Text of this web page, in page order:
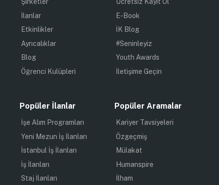
İlanlar
Etkinlikler
Ayrıcalıklar
Blog
Öğrenci Kulüpleri
E-Book
İK Blog
#Seninleyiz
Youth Awards
İletişime Geçin
Popüler İlanlar
İşe Alım Programları
Yeni Mezun İş İlanları
İstanbul İş İlanları
İş İlanları
Staj İlanları
Popüler Aramalar
Kariyer Tavsiyeleri
Özgeçmiş
Mülakat
Humanspire
İlham